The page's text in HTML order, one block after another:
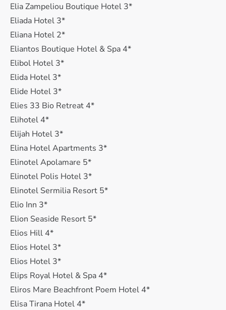
Elia Zampeliou Boutique Hotel 3*
Eliada Hotel 3*
Eliana Hotel 2*
Eliantos Boutique Hotel & Spa 4*
Elibol Hotel 3*
Elida Hotel 3*
Elide Hotel 3*
Elies 33 Bio Retreat 4*
Elihotel 4*
Elijah Hotel 3*
Elina Hotel Apartments 3*
Elinotel Apolamare 5*
Elinotel Polis Hotel 3*
Elinotel Sermilia Resort 5*
Elio Inn 3*
Elion Seaside Resort 5*
Elios Hill 4*
Elios Hotel 3*
Elios Hotel 3*
Elips Royal Hotel & Spa 4*
Eliros Mare Beachfront Poem Hotel 4*
Elisa Tirana Hotel 4*